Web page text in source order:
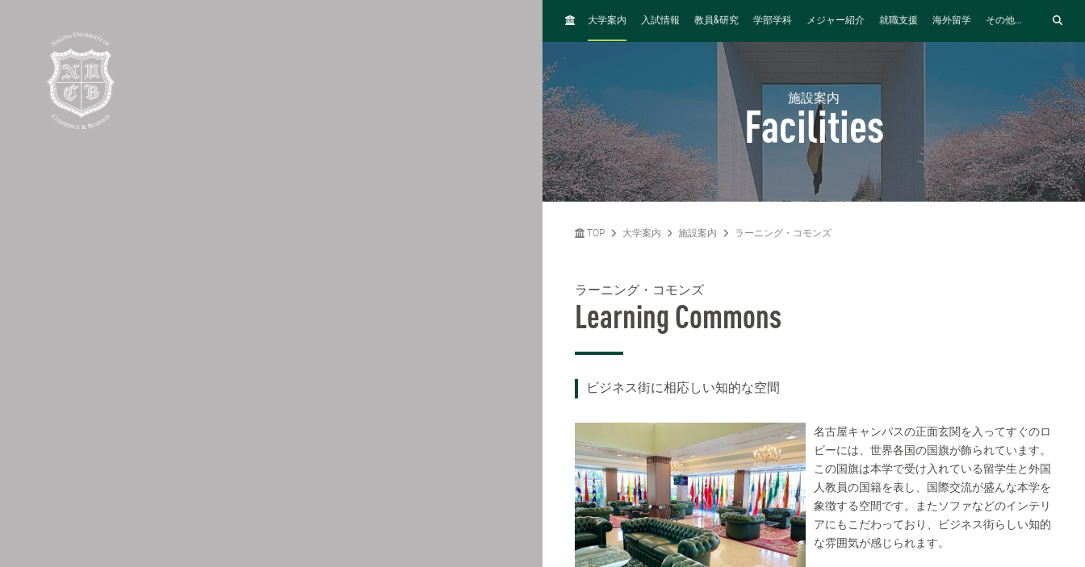
H
大学案内 入試情報 教員&研究 学部学科 メジャー紹介 就職支援 海外留学 その他...
施設案内
Facilities
TOP 大学案内 施設案内 ラーニング・コモンズ
ラーニング・コモンズ
Learning Commons
ビジネス街に相応しい知的な空間
名古屋キャンパスの正面玄関を入ってすぐのロ
ビーには、世界各国の国旗が飾られています。
この国旗は本学で受け入れている留学生と外国
人教員の国籍を表し、国際交流が盛んな本学を
象徴する空間です。またソファなどのインテリ
アにもこだわっており、ビジネス街らしい知的
な雰囲気が感じられます。